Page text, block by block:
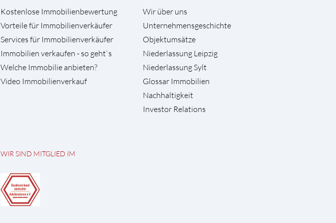
Kostenlose Immobilienbewertung
Vorteile für Immobilienverkäufer
Services für Immobilienverkäufer
Immobilien verkaufen - so geht`s
Welche Immobilie anbieten?
Video Immobilienverkauf
Wir über uns
Unternehmensgeschichte
Objektumsätze
Niederlassung Leipzig
Niederlassung Sylt
Glossar Immobilien
Nachhaltigkeit
Investor Relations
WIR SIND MITGLIED IM